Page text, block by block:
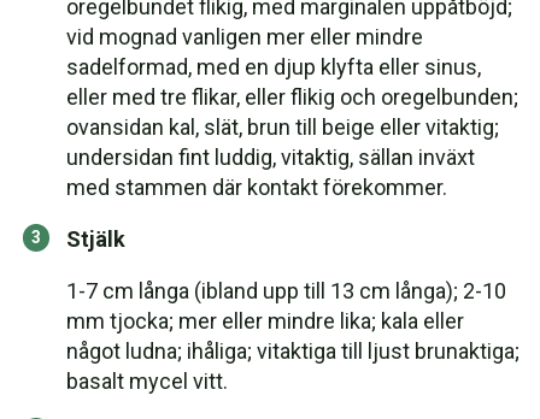
oregelbundet flikig, med marginalen uppåtböjd;
vid mognad vanligen mer eller mindre
sadelformad, med en djup klyfta eller sinus,
eller med tre flikar, eller flikig och oregelbunden;
ovansidan kal, slät, brun till beige eller vitaktig;
undersidan fint luddig, vitaktig, sällan inväxt
med stammen där kontakt förekommer.
Stjälk
1-7 cm långa (ibland upp till 13 cm långa); 2-10
mm tjocka; mer eller mindre lika; kala eller
något ludna; ihåliga; vitaktiga till ljust brunaktiga;
basalt mycel vitt.